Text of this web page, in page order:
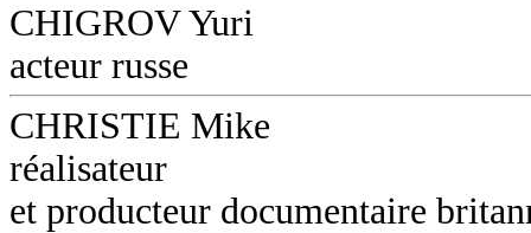
CHIGROV Yuri
acteur russe
CHRISTIE Mike
réalisateur
et producteur documentaire